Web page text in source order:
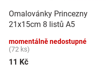
Omalovánky Princezny
21x15cm 8 listů A5
momentálně nedostupné
(72 ks)
11 Kč